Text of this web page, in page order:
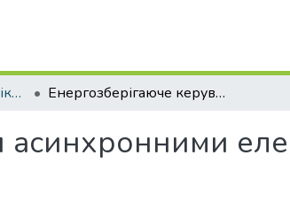
Кафедра Електротехніки і електромеханіки ім. проф. В.В. Овчарова Енергозберігаюче керування асинхронними електродвигунами прикладеною напругою
асинхронними